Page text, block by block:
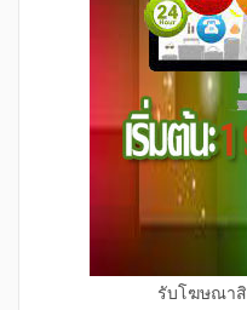
รับโฆษณาสิ